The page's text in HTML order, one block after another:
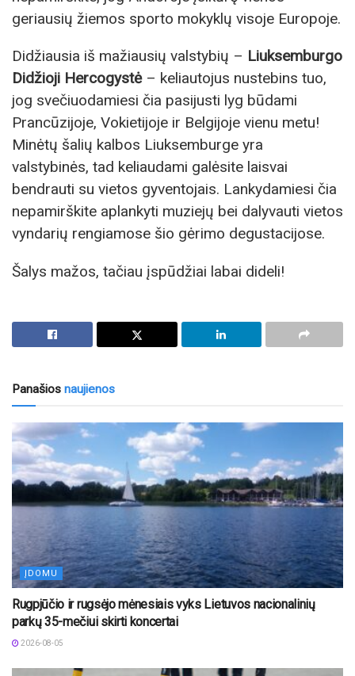
geriausių žiemos sporto mokyklų visoje Europoje.
Didžiausia iš mažiausių valstybių – Liuksemburgo
Didžioji Hercogystė– keliautojus nustebins tuo,
jog svečiuodamiesi čia pasijusti lyg būdami
Prancūzijoje, Vokietijoje ir Belgijoje vienu metu!
Minėtų šalių kalbos Liuksemburge yra
valstybinės, tad keliaudami galėsite laisvai
bendrauti su vietos gyventojais. Lankydamiesi čia
nepamirškite aplankyti muziejų bei dalyvauti vietos
vyndarių rengiamose šio gėrimo degustacijose.
Šalys mažos, tačiau įspūdžiai labai dideli!
Panašios naujienos
ĮDOMU
Rugpjūčio ir rugsėjo mėnesiais vyks Lietuvos nacionalinių
parkų 35-mečiui skirti koncertai
2026-08-05